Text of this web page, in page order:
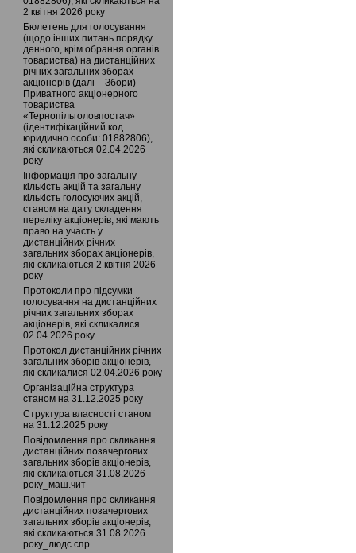
2 квітня 2026 року
Бюлетень для голосування
(щодо інших питань порядку
денного, крім обрання органів
товариства) на дистанційних
річних загальних зборах
акціонерів (далі – Збори)
Приватного акціонерного
товариства
«Тернопільголовпостач»
(ідентифікаційний код
юридично особи: 01882806),
які скликаються 02.04.2026
року
Інформація про загальну
кількість акцій та загальну
кількість голосуючих акцій,
станом на дату складення
переліку акціонерів, які мають
право на участь у
дистанційних річних
загальних зборах акціонерів,
які скликаються 2 квітня 2026
року
Протоколи про підсумки
голосування на дистанційних
річних загальних зборах
акціонерів, які скликалися
02.04.2026 року
Протокол дистанційних річних
загальних зборів акціонерів,
які скликалися 02.04.2026 року
Організаційна структура
станом на 31.12.2025 року
Структура власності станом
на 31.12.2025 року
Повідомлення про скликання
дистанційних позачергових
загальних зборів акціонерів,
які скликаються 31.08.2026
року_маш.чит
Повідомлення про скликання
дистанційних позачергових
загальних зборів акціонерів,
які скликаються 31.08.2026
року_людс.спр.